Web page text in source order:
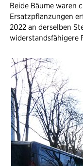
Beide Bäume waren
Ersatzpflanzungen
2022 an derselben
widerstandsfähigere